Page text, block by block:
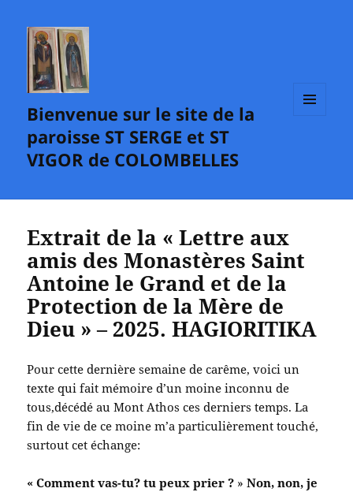
Bienvenue sur le site de la
paroisse ST SERGE et ST
VIGOR de COLOMBELLES
Extrait de la « Lettre aux
amis des Monastères Saint
Antoine le Grand et de la
Protection de la Mère de
Dieu » – 2025. HAGIORITIKA
Pour cette dernière semaine de carême, voici un
texte qui fait mémoire d’un moine inconnu de
tous,décédé au Mont Athos ces derniers temps. La
fin de vie de ce moine m’a particulièrement touché,
surtout cet échange:
« Comment vas-tu? tu peux prier ? »Non, non, je